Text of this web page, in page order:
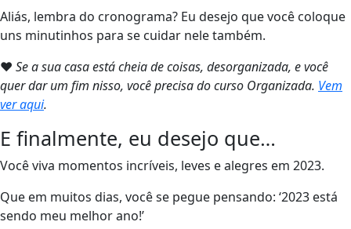
Aliás, lembra do cronograma? Eu desejo que você coloque
uns minutinhos para se cuidar nele também.
❤ Se a sua casa está cheia de coisas, desorganizada, e você
quer dar um fim nisso, você precisa do curso Organizada. Vem
ver aqui.
E finalmente, eu desejo que…
Você viva momentos incríveis, leves e alegres em 2023.
Que em muitos dias, você se pegue pensando: ‘2023 está
sendo meu melhor ano!’